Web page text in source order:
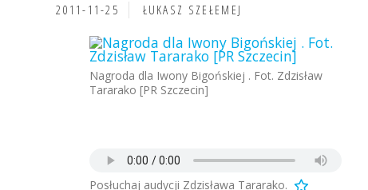
2011-11-25 ŁUKASZ SZEŁEMEJ
Nagroda dla Iwony Bigońskiej . Fot. Zdzisław
Tararako [PR Szczecin]
Posłuchaj audycji Zdzisława Tararako.